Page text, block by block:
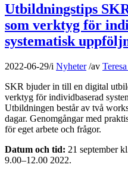
Utbildningstips
som verktyg för
systematisk
2022-06-29/i Nyheter /av
SKR bjuder in till en digital
verktyg för individbaserad
Utbildningen består av två
dagar. Genomgångar med
för eget arbete och frågor.
Datum och tid: 21 september
9.00–12.00 2022.